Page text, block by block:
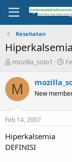
Kesehatan
Hiperkalsemia
T
r
e
a
s
t
a
r
t
mozilla_solo1
S
a
r
t
M New
Feb 14, 2007
Hiperkalsemia
DEFINISI